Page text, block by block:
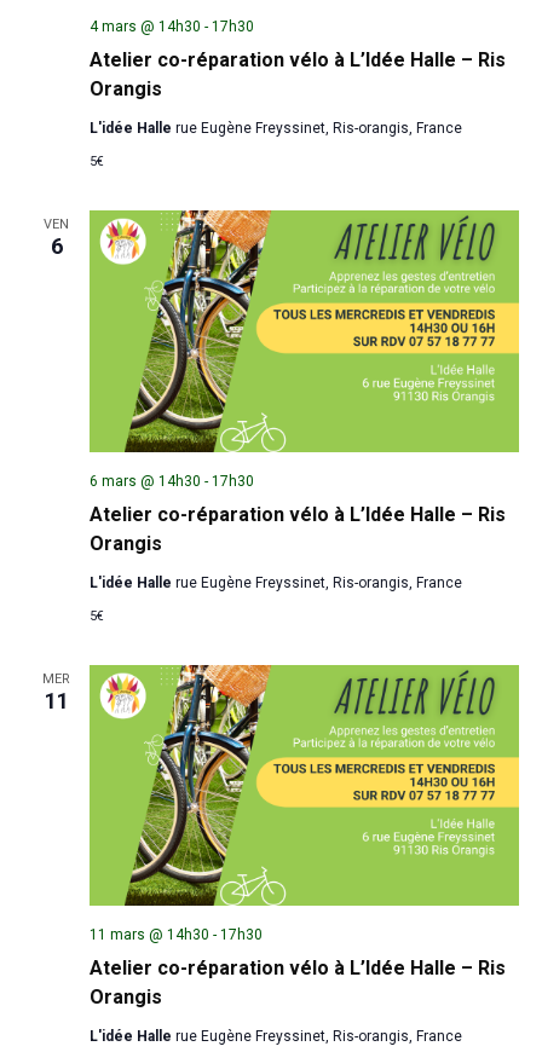
Atelier co-réparation vélo à L’Idée Halle – Ris
Orangis
4 mars @ 14h30 - 17h30
L'idée Halle rue Eugène Freyssinet, Ris-orangis, France
5€
VEN
6
Atelier co-réparation vélo à L’Idée Halle – Ris
Orangis
6 mars @ 14h30 - 17h30
L'idée Halle rue Eugène Freyssinet, Ris-orangis, France
5€
MER
11
Atelier co-réparation vélo à L’Idée Halle – Ris
Orangis
11 mars @ 14h30 - 17h30
L'idée Halle rue Eugène Freyssinet, Ris-orangis, France